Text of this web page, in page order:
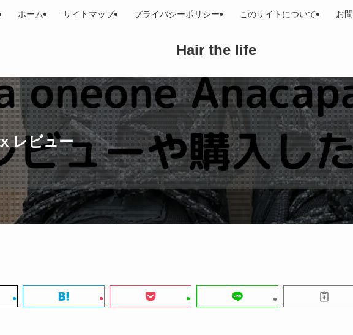
Hair the life
ホーム サイトマップ プライバシーポリシー このサイトについて お
レビュー